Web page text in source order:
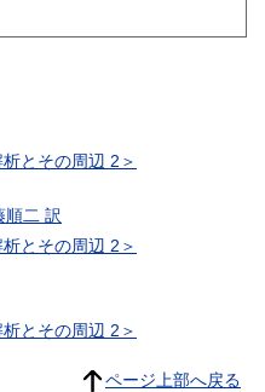
とその周辺 2＞
順二 訳
とその周辺 2＞
とその周辺 2＞
ページ上部へ戻る